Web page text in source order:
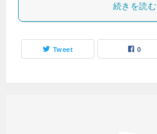
続きを読む
Tweet 0